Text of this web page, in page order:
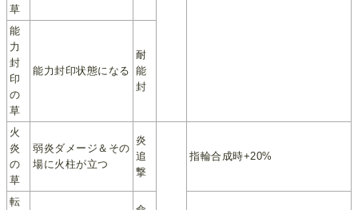
草
能
力
封
印
の
草
能力封印状態になる
耐
能
封
火
炎
の
草
弱炎ダメージ＆その
場に火柱が立つ
炎
追
撃
指輪合成時+20%
転